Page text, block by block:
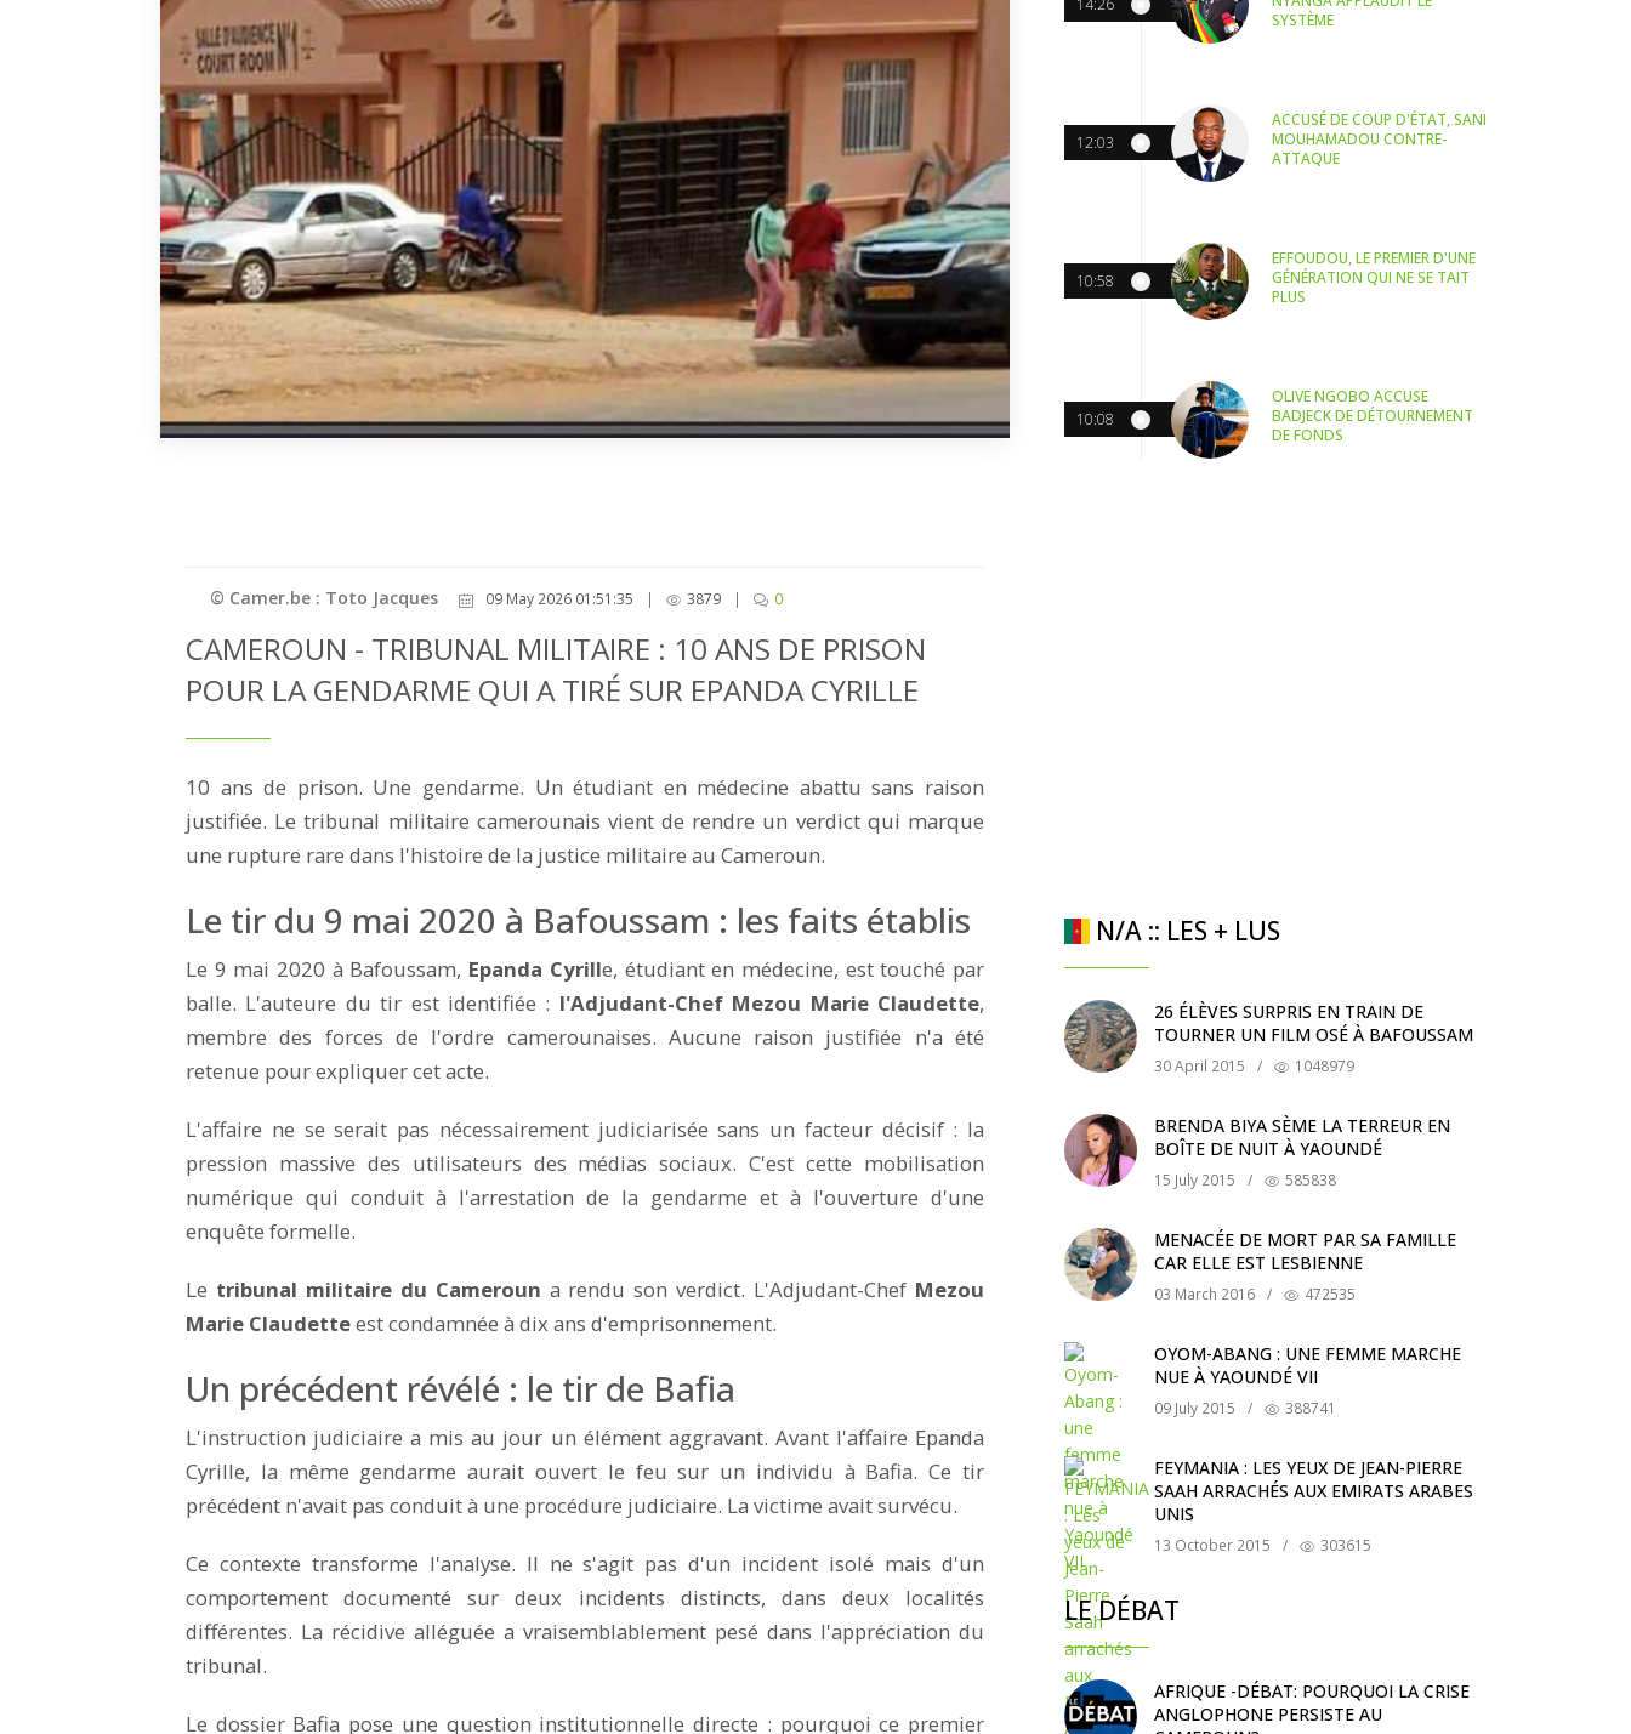
© Camer.be : Toto Jacques 09 May 2026 01:51:35 | 3879 | 0
CAMEROUN - TRIBUNAL MILITAIRE : 10 ANS DE PRISON
POUR LA GENDARME QUI A TIRÉ SUR EPANDA CYRILLE
10 ans de prison. Une gendarme. Un étudiant en médecine abattu sans raison
justifiée. Le tribunal militaire camerounais vient de rendre un verdict qui marque
une rupture rare dans l'histoire de la justice militaire au Cameroun.
Le tir du 9 mai 2020 à Bafoussam : les faits établis
Le 9 mai 2020 à Bafoussam, Epanda Cyrille, étudiant en médecine, est touché par
balle. L'auteure du tir est identifiée : l'Adjudant-Chef Mezou Marie Claudette,
membre des forces de l'ordre camerounaises. Aucune raison justifiée n'a été
retenue pour expliquer cet acte.
L'affaire ne se serait pas nécessairement judiciarisée sans un facteur décisif : la
pression massive des utilisateurs des médias sociaux. C'est cette mobilisation
numérique qui conduit à l'arrestation de la gendarme et à l'ouverture d'une
enquête formelle.
Le tribunal militaire du Cameroun a rendu son verdict. L'Adjudant-Chef Mezou
Marie Claudetteest condamnée à dix ans d'emprisonnement.
Un précédent révélé : le tir de Bafia
L'instruction judiciaire a mis au jour un élément aggravant. Avant l'affaire Epanda
Cyrille, la même gendarme aurait ouvert le feu sur un individu à Bafia. Ce tir
précédent n'avait pas conduit à une procédure judiciaire. La victime avait survécu.
Ce contexte transforme l'analyse. Il ne s'agit pas d'un incident isolé mais d'un
comportement documenté sur deux incidents distincts, dans deux localités
différentes. La récidive alléguée a vraisemblablement pesé dans l'appréciation du
tribunal.
Le dossier Bafia pose une question institutionnelle directe : pourquoi ce premier
14:26
SYSTÈME
12:03
ACCUSÉ DE COUP D'ÉTAT, SANI
MOUHAMADOU CONTRE-
ATTAQUE
10:58
EFFOUDOU, LE PREMIER D'UNE
GÉNÉRATION QUI NE SE TAIT
PLUS
10:08
OLIVE NGOBO ACCUSE
BADJECK DE DÉTOURNEMENT
DE FONDS
N/A :: LES + LUS
26 ÉLÈVES SURPRIS EN TRAIN DE
TOURNER UN FILM OSÉ À BAFOUSSAM
30 April 2015 / 1048979
BRENDA BIYA SÈME LA TERREUR EN
BOÎTE DE NUIT À YAOUNDÉ
15 July 2015 / 585838
MENACÉE DE MORT PAR SA FAMILLE
CAR ELLE EST LESBIENNE
03 March 2016 / 472535
OYOM-ABANG : UNE FEMME MARCHE
NUE À YAOUNDÉ VII
09 July 2015 / 388741
FEYMANIA : LES YEUX DE JEAN-PIERRE
SAAH ARRACHÉS AUX EMIRATS ARABES
UNIS
13 October 2015 / 303615
LE DÉBAT
AFRIQUE -DÉBAT: POURQUOI LA CRISE
ANGLOPHONE PERSISTE AU